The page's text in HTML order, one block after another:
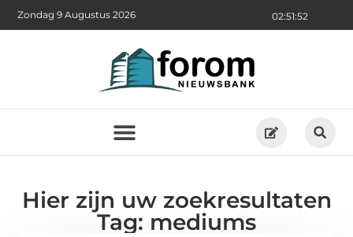
02:51:52
Zondag 9 Augustus 2026
Hier zijn uw zoekresultaten
Tag: mediums